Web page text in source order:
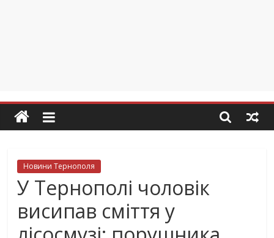
Новини Тернополя
У Тернополі чоловік
висипав сміття у